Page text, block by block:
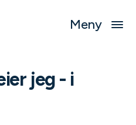
Meny
jeg - i